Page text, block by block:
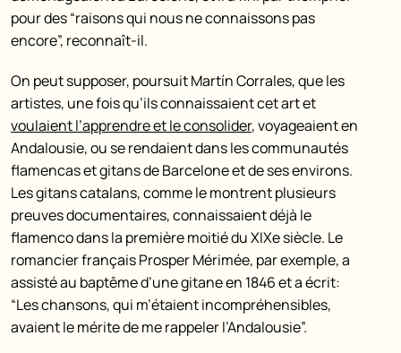
pour des “raisons qui nous ne connaissons pas
encore”, reconnaît-il.
On peut supposer, poursuit Martín Corrales, que les
artistes, une fois qu’ils connaissaient cet art et
voulaient l’apprendre et le consolider, voyageaient en
Andalousie, ou se rendaient dans les communautés
flamencas et gitans de Barcelone et de ses environs.
Les gitans catalans, comme le montrent plusieurs
preuves documentaires, connaissaient déjà le
flamenco dans la première moitié du XIXe siècle. Le
romancier français Prosper Mérimée, par exemple, a
assisté au baptême d’une gitane en 1846 et a écrit:
“Les chansons, qui m’étaient incompréhensibles,
avaient le mérite de me rappeler l’Andalousie”.